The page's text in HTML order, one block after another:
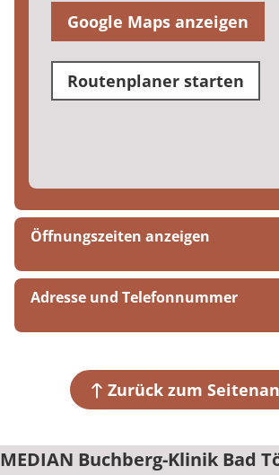
Google Maps anzeigen
Routenplaner starten
Öffnungszeiten anzeigen
08:00-12:00, 13:00-18:00
Adresse und Telefonnummer
83646 Bad TölzZurück zum
MEDIAN Buchberg-Klinik Bad